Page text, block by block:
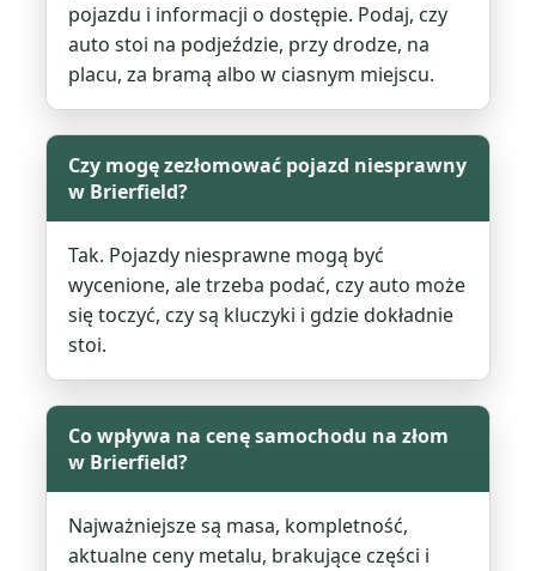
pojazdu i informacji o dostępie. Podaj, czy
auto stoi na podjeździe, przy drodze, na
placu, za bramą albo w ciasnym miejscu.
Czy mogę zezłomować pojazd niesprawny
w Brierfield?
Tak. Pojazdy niesprawne mogą być
wycenione, ale trzeba podać, czy auto może
się toczyć, czy są kluczyki i gdzie dokładnie
stoi.
Co wpływa na cenę samochodu na złom
w Brierfield?
Najważniejsze są masa, kompletność,
aktualne ceny metalu, brakujące części i